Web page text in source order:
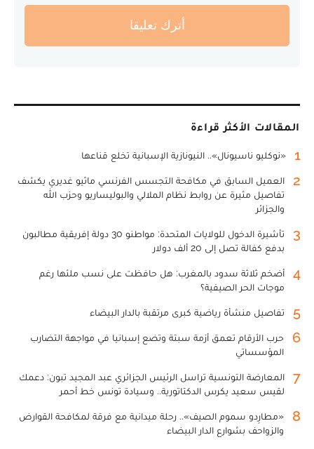
أترك تعليقا
المقالات الأكثر قراءة
1 «نوكليو ناسيونال».. النيونازية الإسبانية تخلع قناعها
2
العميل السابق في مكافحة التجسس الفرنسي ماثيو غديري يكشف
تفاصيل مثيرة عن روابط نظام الملالي والبوليساريو وحزب الله
والجزائر
3
تأشيرة الدخول للولايات المتحدة: مواطنو 30 دولة إفريقية مطالبون
بدفع كفالة تصل إلى 20 ألف دولار
4
أضخم ثلاثة سدود بالمغرب: هل حافظت على نسب ملئها رغم
موجات الحر الصيفية؟
5 تفاصيل منشأة رياضية كبرى مرتقبة بالدار البيضاء
6
حرب الأرقام تعمق أزمة سبتة وتضع إسبانيا في مواجهة التضارب
المؤسساتي
7
المعارضة التونسية تراسل الرئيس الجزائري عبد المجيد تبون: دعمك
لقيس سعيد يكرس الدكتاتورية.. وسيادة تونس خط أحمر
8
«مطارِدو سموم الصيف».. رحلة ميدانية مع فرقة لمكافحة القوارض
والزواحف بشوارع الدار البيضاء